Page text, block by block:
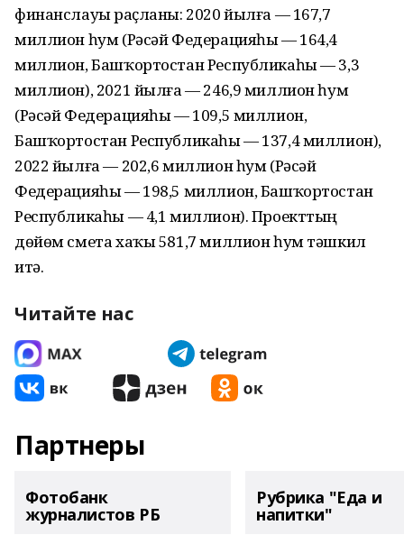
финанслауҙы раҫланы: 2020 йылға — 167,7
миллион һум (Рәсәй Федерацияһы — 164,4
миллион, Башҡортостан Республикаһы — 3,3
миллион), 2021 йылға — 246,9 миллион һум
(Рәсәй Федерацияһы — 109,5 миллион,
Башҡортостан Республикаһы — 137,4 миллион),
2022 йылға — 202,6 миллион һум (Рәсәй
Федерацияһы — 198,5 миллион, Башҡортостан
Республикаһы — 4,1 миллион). Проекттың
дөйөм смета хаҡы 581,7 миллион һум тәшкил
итә.
Читайте нас
Партнеры
Фотобанк
журналистов РБ
Рубрика "Еда и
напитки"